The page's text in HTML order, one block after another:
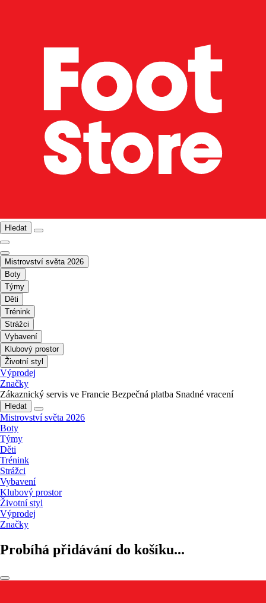
Hledat
Mistrovství světa 2026
Boty
Týmy
Děti
Trénink
Strážci
Vybavení
Klubový prostor
Životní styl
Výprodej
Značky
Zákaznický servis ve Francie Bezpečná platba Snadné vracení
Hledat
Mistrovství světa 2026
Boty
Týmy
Děti
Trénink
Strážci
Vybavení
Klubový prostor
Životní styl
Výprodej
Značky
Probíhá přidávání do košíku...